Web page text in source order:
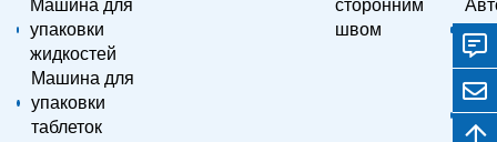
Машина для
упаковки
жидкостей
Машина для
упаковки
таблеток
сторонним
швом